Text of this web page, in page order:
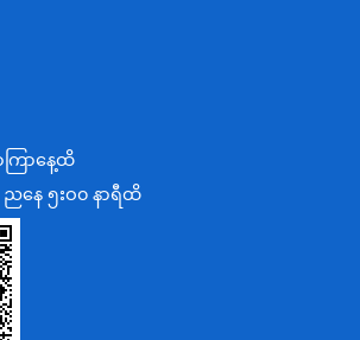
းနှင့်စက်မှုဝန်ကြီးဌာန
င့် နိုင်ငံခြားစီးပွားဆက်သွယ်ရေးဝန်ကြီးဌာန
ပူးပေါင်းဆောင်ရွက်ရေးဝန်ကြီးဌာန
ြီးဌာန
ဉ်ကျေးမှုဝန်ကြီးဌာန
မြူရေးနှင့်ဆည်မြောင်းဝန်ကြီးဌာန
က်သွယ်ရေးဝန်ကြီးဌာန
ကြာနေ့ထိ
ညနေ ၅းဝ၀ နာရီထိ